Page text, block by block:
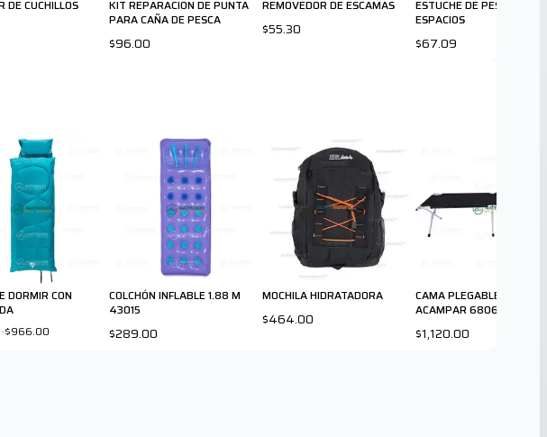
DE CUCHILLOS
KIT REPARACION DE PUNTA
PARA CAÑA DE PESCA
$96.00
REMOVEDOR DE ESCAMAS
$55.30
ESTUCHE DE PESCA 6
ESPACIOS
$67.09
DORMIR CON
-$966.00
COLCHÓN INFLABLE 1.88 M
43015
$289.00
MOCHILA HIDRATADORA
$464.00
CAMA PLEGABLE PARA
ACAMPAR 68065
$1,120.00